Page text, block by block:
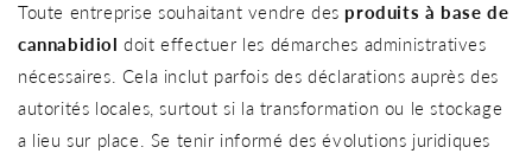
Toute entreprise souhaitant vendre des produits à base de
cannabidiol doit effectuer les démarches administratives
nécessaires. Cela inclut parfois des déclarations auprès des
autorités locales, surtout si la transformation ou le stockage
a lieu sur place. Se tenir informé des évolutions juridiques